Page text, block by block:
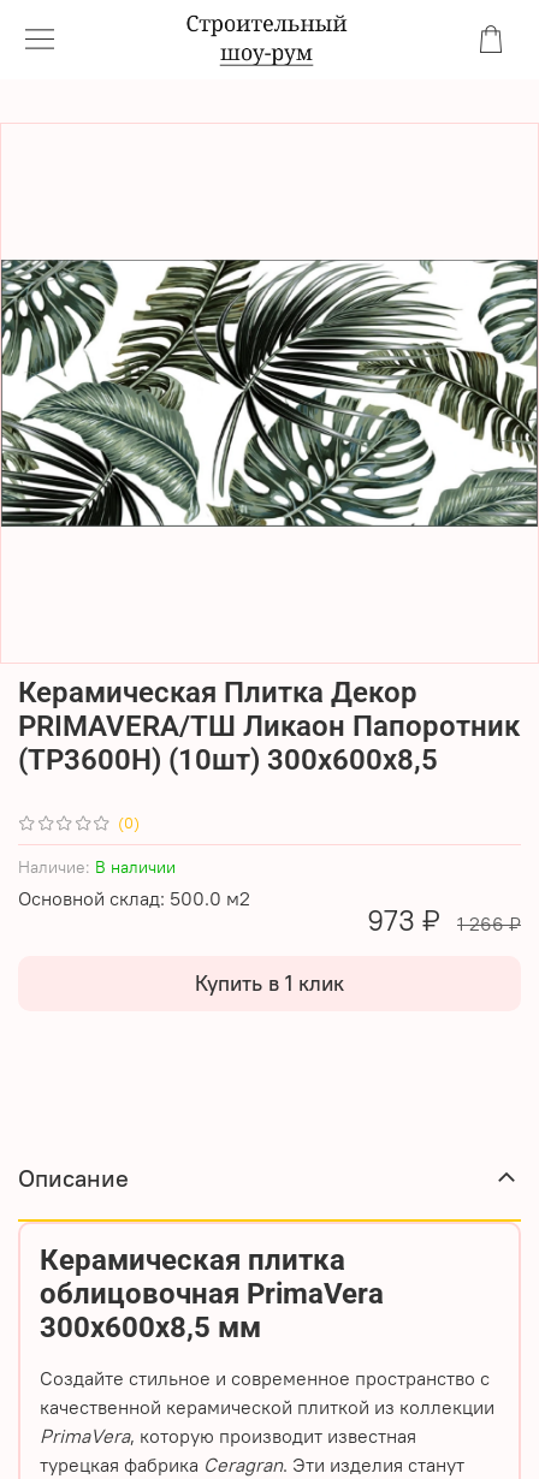
(0)
Наличие: В наличии
Основной склад: 500.0 м2
Керамическая Плитка Декор
PRIMAVERA/ТШ Ликаон Папоротник
(ТР3600Н) (10шт) 300х600х8,5
973 ₽ 1 266 ₽
Купить в 1 клик
Описание
Керамическая плитка
облицовочная PrimaVera
300х600х8,5 мм
Создайте стильное и современное пространство с
качественной керамической плиткой из коллекции
PrimaVera, которую производит известная
турецкая фабрика Ceragran. Эти изделия станут